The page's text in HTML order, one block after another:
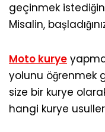
geçinmek
Misalin,
Moto kurye
yolunu öğrenmek
size bir kurye
hangi kurye